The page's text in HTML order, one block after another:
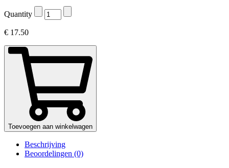
Quantity
€ 17.50
Toevoegen aan winkelwagen
Beschrijving
Beoordelingen (0)